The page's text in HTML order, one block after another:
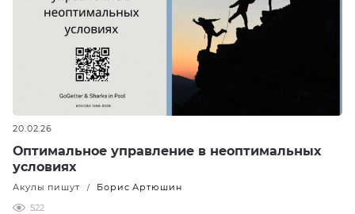
20.02.26
Оптимальное управление в неоптимальных
условиях
Акулы пишут /
Борис Артюшин
522